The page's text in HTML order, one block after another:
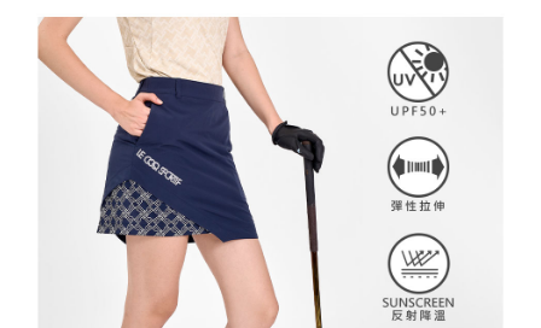
2.透過簡訊連結打開帳單後，可選擇「超商條碼／台灣大直營門市／銀行轉
帳／街口支付／iPASS MONEY」等通路繳費。
【注意事項】
1.本服務係由「台灣大哥大股份有限公司」（以下簡稱本公司）所提供，讓
用戶於交易時，得透過本服務購買商品或服務，並由商店將買賣／分期付款
買賣價金債權讓與本公司後，依約使用本公司帳單繳交帳款。
2.基於同意付款使用「大哥付你分期」之契約關係目的，商店將以您的個人
資料（包含姓名、電話或地址）提供予台灣大哥大進項蒐集、處理及利用，
由本公司與您本人進行分期帳單所需資料之確認、核對及更正。
3.完整用戶服務條款，請詳閱以下連結：
https://oppay.tw/userRule
結帳頁面，進行簡訊認證並確認金額後，即可完成結帳。
２．訂單成立數日內，您將收到繳費通知簡訊。
３．收到繳費通知簡訊後14天內，點擊此簡訊中的連結，可透過四大超商／
ATM／網路銀行／等多元方式進行付款，方視為交易完成。
※ 請注意：結帳手續完成當下不需立刻繳費，但若您需要取消訂單，請聯絡
購買商品的店家。未經商家同意取消之訂單仍視為有效，需透過AFTEE先享
後付繳納相關費用。
※ 交易是否成功請以「AFTEE先享後付 」之結帳頁面顯示為準，若有關於
是否繳費成功／繳費後需取消欲退款等相關疑問，請聯繫「AFTEE先享後付
客戶支援中心」https://netprotections.freshdesk.com/support/home
１．透過由恩沛科技股份有限公司提供之「AFTEE先享後付」服務完成之交
易，需依本服務之必要範圍內提供個人資料，並將交易相關給付款項請求債
付款後全家取貨
免運費
萊爾富取貨付款
付款後萊爾富取貨